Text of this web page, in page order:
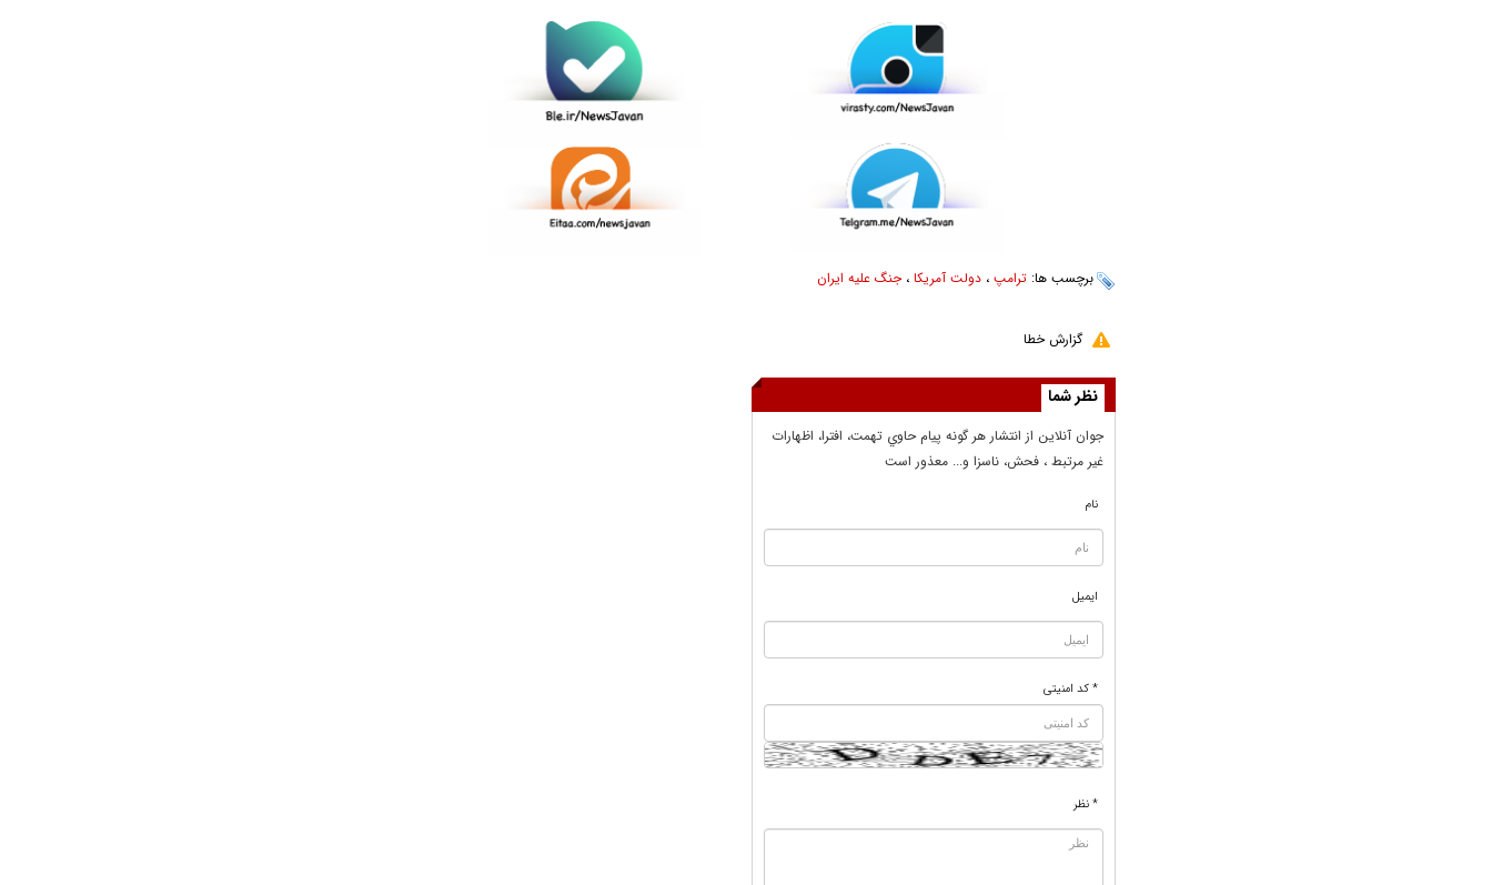
برچسب ها: ترامپ، دولت آمریکا،جنگ علیه ایران
گزارش خطا
نظر شما
جوان آنلاين از انتشار هر گونه پيام حاوي تهمت، افترا، اظهارات
غير مرتبط ، فحش، ناسزا و... معذور است
نام
ایمیل
* کد امنیتی
* نظر